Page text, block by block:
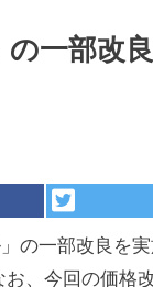
一部改
の一部改良を
、今回の価格